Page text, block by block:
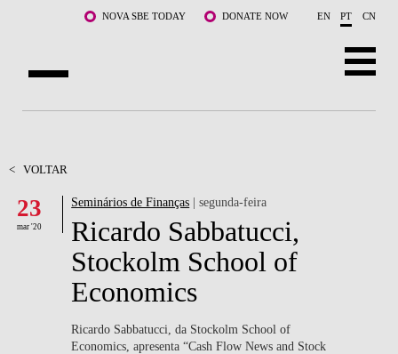
Saltar para o conteúdo principalNOVA SBE TODAY DONATE NOW EN PT CN
DOCENTES E INVESTIGAÇÃO
COMUNIDADE
LIFE AT NOVA SBE
WHAT'S HAPPENING
< VOLTAR
23
mar '20
Seminários de Finanças | segunda-feira
Ricardo Sabbatucci,
Stockolm School of
Economics
Ricardo Sabbatucci, da Stockolm School of
Economics, apresenta “Cash Flow News and Stock